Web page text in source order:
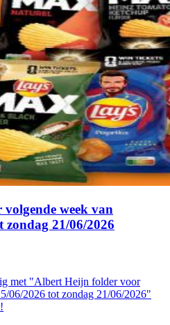
week van
zondag 21/06/2026
met "Albert Heijn folder voor
06/2026 tot zondag 21/06/2026"